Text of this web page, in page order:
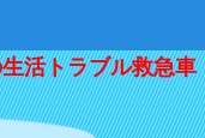
活トラブル救急車